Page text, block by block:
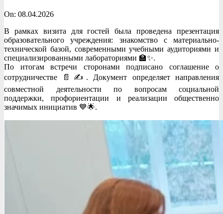
On: 08.04.2026
В рамках визита для гостей была проведена презентация
образовательного учреждения: знакомство с материально-
технической базой, современными учебными аудиториями и
специализированными лабораториями 🏫✨.
По итогам встречи сторонами подписано соглашение о
сотрудничестве 📄✍️. Документ определяет направления
совместной деятельности по вопросам социальной
поддержки, профориентации и реализации общественно
значимых инициатив 💙🌟.